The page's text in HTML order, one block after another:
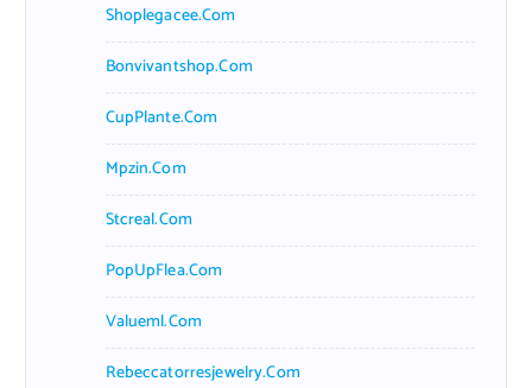
Shoplegacee.com
Bonvivantshop.com
CupPlante.com
Mpzin.com
Stcreal.com
PopUpFlea.com
Valueml.com
Rebeccatorresjewelry.com